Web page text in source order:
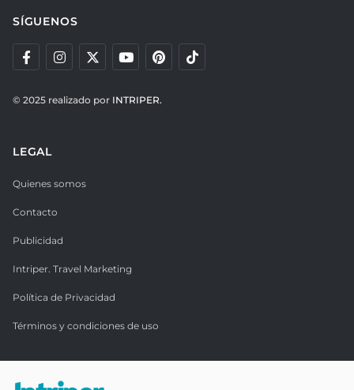
SÍGUENOS
© 2025 realizado por INTRIPER.
LEGAL
Quienes somos
Contacto
Publicidad
Intriper. Travel Marketing
Política de Privacidad
Términos y condiciones de uso